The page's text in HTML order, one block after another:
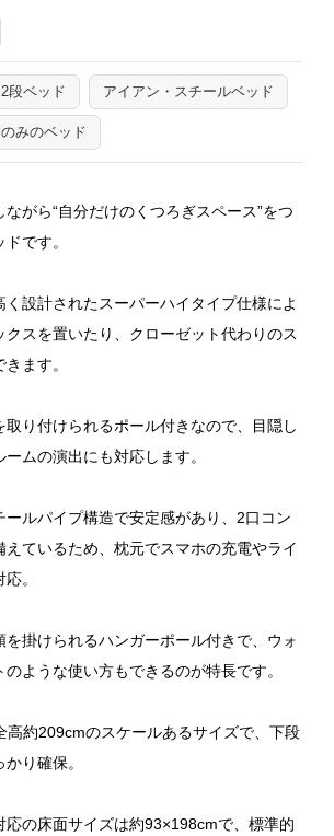
段ベッド アイアン・スチールベッド
みのベッド
がら“自分だけのくつろぎスペース”をつ
です。
設計されたスーパーハイタイプ仕様によ
クスを置いたり、クローゼット代わりのス
ます。
取り付けられるポール付きなので、目隠し
ムの演出にも対応します。
ールパイプ構造で安定感があり、2口コン
えているため、枕元でスマホの充電やライ
。
掛けられるハンガーポール付きで、ウォ
ような使い方もできるのが特長です。
高約209cmのスケールあるサイズで、下段
り確保。
応の床面サイズは約93×198cmで、標準的